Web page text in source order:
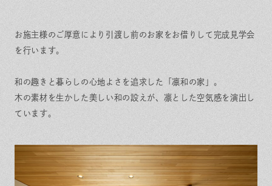
お施主様のご厚意により引渡し前のお家をお借りして完成見学会
を行います。
和の趣きと暮らしの心地よさを追求した「凛和の家」。
木の素材を生かした美しい和の設えが、凛とした空気感を演出し
ています。